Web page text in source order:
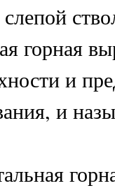
горная
и
и